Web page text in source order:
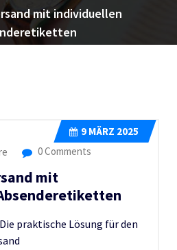
mit individuellen
9 MÄRZ 2025
0 Comments
mit
praktische Lösung für den